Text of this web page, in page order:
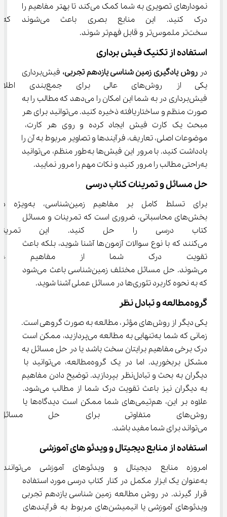
نمودارهای تصویری به شما کمک می‌کند تا بهتر مفاهیم را
درک کنید. این منابع
سخت‌تر ملموس‌تر و قابل فهم‌تر شوند.
استفاده از تکنیک فیش ‌برداری
در روش یادگیری زمین شناسی یازدهم تجربی،
فیش‌برداری
یکی از روش‌های عالی
فیش‌برداری در به شما این امکان را می‌دهد که مطالب را به
صورت منظم و ساختاریافته ذخیره کنید. می‌توانید برای هر
مبحث یک کارت فیش ایجاد کرده و روی هر کارت،
موضوعات اصلی، تعاریف، فرآیندها و تصاویر مربوط به آن را
یادداشت کنید. با مرور این فیش‌ها به‌طور منظم، می‌توانید
به‌راحتی مطالب را مرور کنید و نکات مهم را مرور نمایید.
حل مسائل و تمرینات کتاب درسی
برای تسلط کامل بر مفاهیم زمین‌شناسی،
بخش‌های محاسباتی، ضروری است که تمرینات و مسائل
کتاب درسی را حل کنید. این
می‌کنند که با نوع سوالات آزمون‌ها آشنا شوید، بلکه باعث
تقویت درک شما از مفاهیم
می‌شوند. حل مسائل مختلف زمین‌شناسی باعث می‌شود
که به نحوه کاربرد تئوری‌ها در مسائل عملی آشنا شوید.
گروه‌مطالعه و تبادل نظر
یکی دیگر از روش‌های مؤثر، مطالعه به صورت گروهی است.
زمانی که شما به‌تنهایی به مطالعه می‌پردازید، ممکن است
درک برخی مفاهیم برایتان سخت باشد یا در حل مسائل به
مشکل بربخورید. اما در یک گروه‌مطالعه، می‌توانید با
دیگران به بحث و تبادل‌نظر بپردازید. توضیح دادن مفاهیم
به دیگران نیز باعث تقویت درک شما از مطالب می‌شود.
علاوه بر این، هم‌تیمی‌های شما ممکن است دیدگاه‌ها یا
روش‌های متفاوتی برای حل
می‌تواند برای شما مفید باشد.
استفاده از منابع دیجیتال و ویدئو های آموزشی
امروزه منابع دیجیتال و ویدئوهای آموزشی می‌توانند
به‌عنوان یک ابزار مکمل در کنار کتاب درسی مورد استفاده
قرار گیرند. در روش مطالعه زمین شناسی یازدهم تجربی
ویدئوهای آموزشی یا انیمیشن‌های مربوط به فرآیندهای